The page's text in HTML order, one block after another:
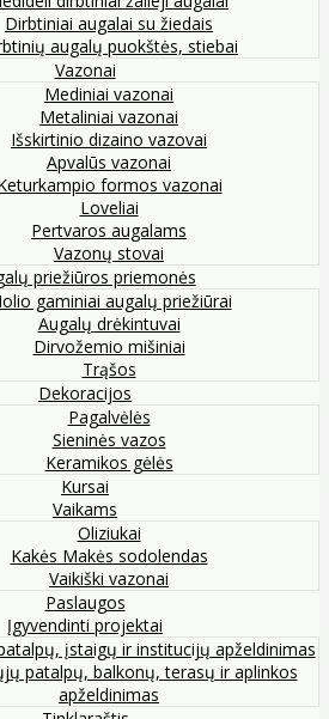
Dirbtiniai augalai su žiedais
augalų puokštės, stiebai
Vazonai
Mediniai vazonai
Metaliniai vazonai
Išskirtinio dizaino vazovai
Apvalūs vazonai
formos vazonai
Loveliai
Pertvaros augalams
Vazonų stovai
priežiūros priemonės
gaminiai augalų priežiūrai
Augalų drėkintuvai
Dirvožemio mišiniai
Trąšos
Dekoracijos
Pagalvėlės
Sieninės vazos
Keramikos gėlės
Kursai
Vaikams
Oliziukai
Kakės Makės sodolendas
Vaikiški vazonai
Paslaugos
Įgyvendinti projektai
įstaigų ir institucijų apželdinimas
patalpų, balkonų, terasų ir aplinkos
apželdinimas